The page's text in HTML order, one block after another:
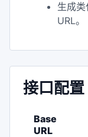
生成
URL。
接口配置
Base
URL